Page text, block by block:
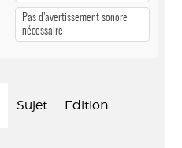
Pas d’avertissement sonore
nécessaire
Sujet Edition